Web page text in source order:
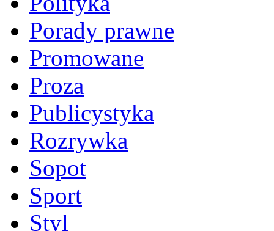
Porady prawne
Promowane
Proza
Publicystyka
Rozrywka
Sopot
Sport
Styl